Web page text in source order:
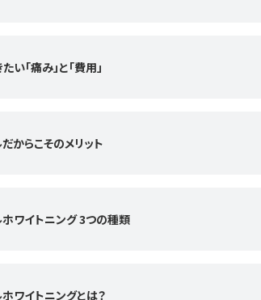
い「痛み」と「費用」
からこそのメリット
ワイトニング 3つの種類
ワイトニングとは？